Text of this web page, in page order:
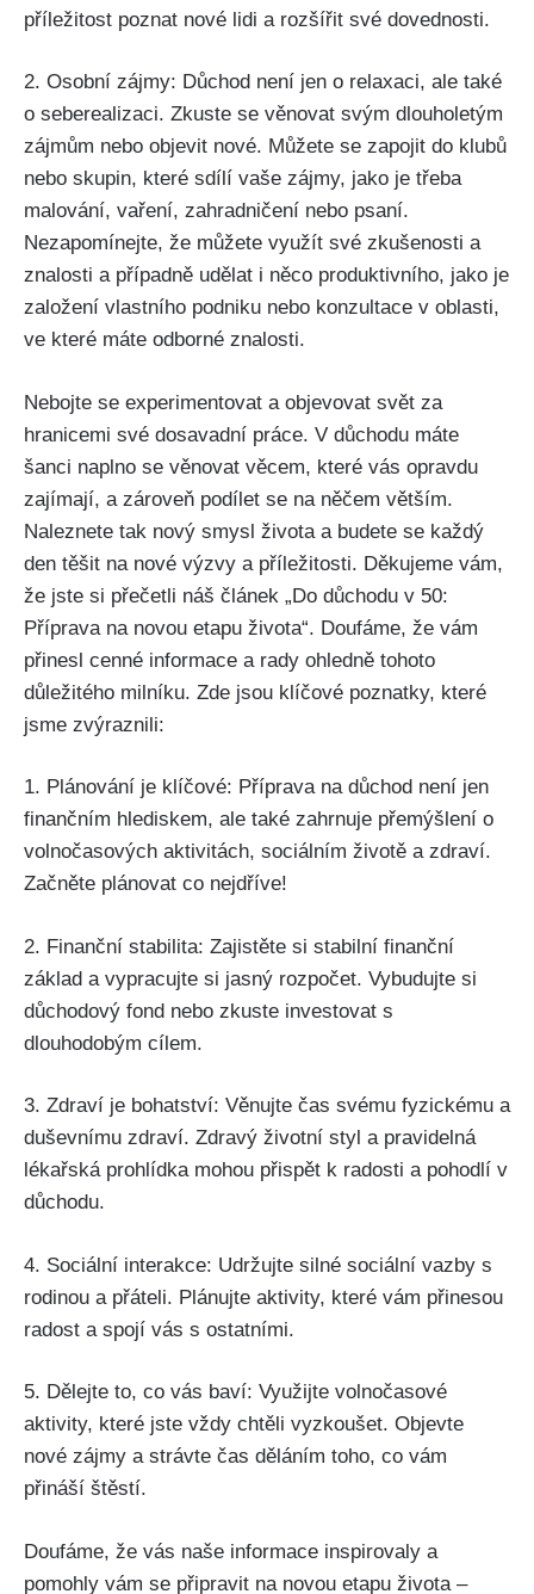
příležitost poznat nové lidi a rozšířit své dovednosti.
2. Osobní zájmy: Důchod není jen o relaxaci, ale také
o seberealizaci. Zkuste se věnovat svým dlouholetým
zájmům nebo objevit nové. Můžete se zapojit do klubů
nebo skupin, které sdílí vaše zájmy, jako je třeba
malování, vaření, zahradničení nebo psaní.
Nezapomínejte, že můžete využít své zkušenosti a
znalosti a případně udělat i něco produktivního, jako je
založení vlastního podniku nebo konzultace v oblasti,
ve které máte odborné znalosti.
Nebojte se experimentovat a objevovat svět za
hranicemi své dosavadní práce. V důchodu máte
šanci naplno se věnovat věcem, které vás opravdu
zajímají, a zároveň podílet se na něčem větším.
Naleznete tak nový smysl života a budete se každý
den těšit na nové výzvy a příležitosti. Děkujeme vám,
že jste si přečetli náš článek „Do důchodu v 50:
Příprava na novou etapu života“. Doufáme, že vám
přinesl cenné informace a rady ohledně tohoto
důležitého milníku. Zde jsou klíčové poznatky, které
jsme zvýraznili:
1. Plánování je klíčové: Příprava na důchod není jen
finančním hlediskem, ale také zahrnuje přemýšlení o
volnočasových aktivitách, sociálním životě a zdraví.
Začněte plánovat co nejdříve!
2. Finanční stabilita: Zajistěte si stabilní finanční
základ a vypracujte si jasný rozpočet. Vybudujte si
důchodový fond nebo zkuste investovat s
dlouhodobým cílem.
3. Zdraví je bohatství: Věnujte čas svému fyzickému a
duševnímu zdraví. Zdravý životní styl a pravidelná
lékařská prohlídka mohou přispět k radosti a pohodlí v
důchodu.
4. Sociální interakce: Udržujte silné sociální vazby s
rodinou a přáteli. Plánujte aktivity, které vám přinesou
radost a spojí vás s ostatními.
5. Dělejte to, co vás baví: Využijte volnočasové
aktivity, které jste vždy chtěli vyzkoušet. Objevte
nové zájmy a strávte čas děláním toho, co vám
přináší štěstí.
Doufáme, že vás naše informace inspirovaly a
pomohly vám se připravit na novou etapu života –